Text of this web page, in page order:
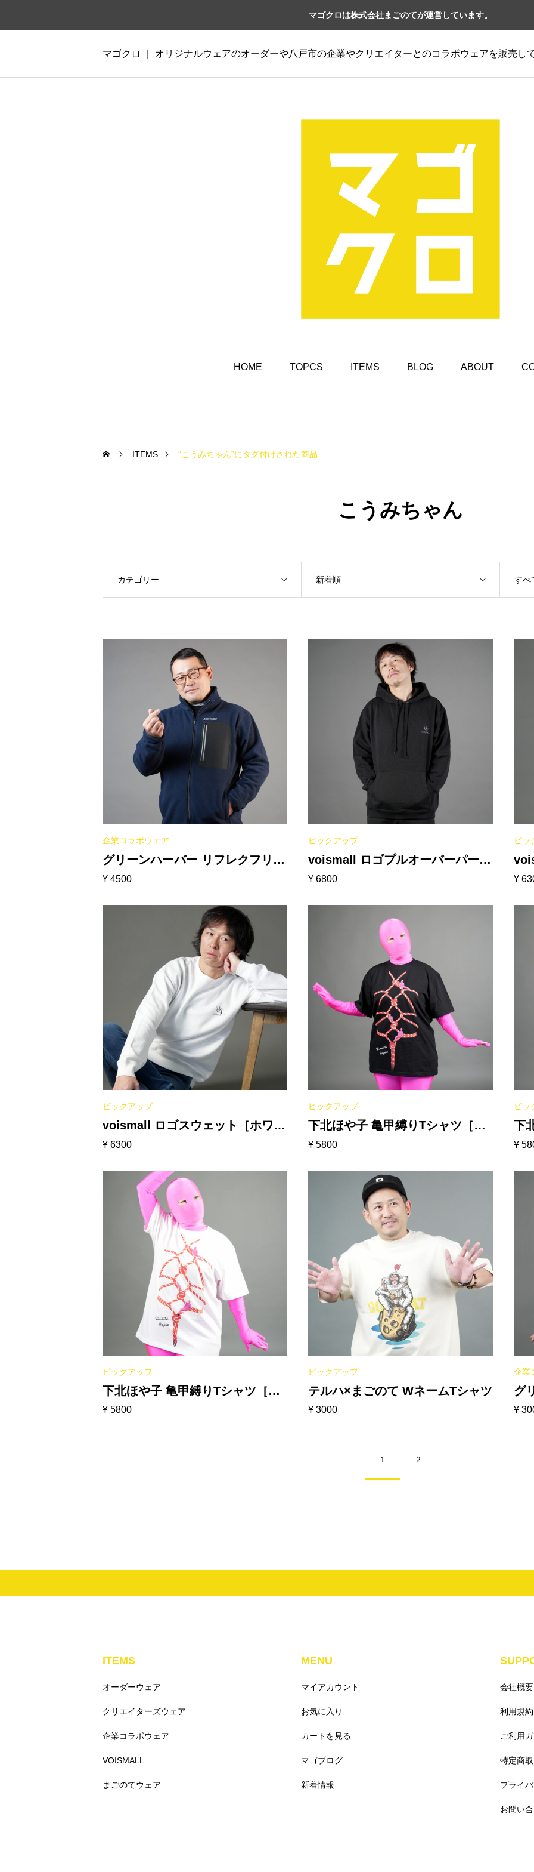
マゴクロは株式会社まごのてが運営しています。
マゴクロ ｜ オリジナルウェアのオーダーや八戸市の企業やクリエイターとのコラボウェアを販売し
HOME TOPCS ITEMS BLOG ABOUT
ITEMS “こうみちゃん”にタグ付けされた商品
こうみちゃん
カテゴリー 新着順 すべ
企業コラボウェア
グリーンハーバー リフレクフリー
スジャケット［ネイビー］
¥ 4500
ピックアップ
voismall ロゴプルオーバーパーカ
ー［ブラック］
¥6800
ピッ
ク
¥
ピックアップ
voismall ロゴスウェット［ホワイ
ト］
¥ 6300
ピックアップ
下北ほや子 亀甲縛りTシャツ［ブ
ラック］
¥5800
ピッ
下
イ
¥
ピックアップ
下北ほや子 亀甲縛りTシャツ［ホ
ワイト］
¥ 5800
ピックアップ
テルハ×まごのて WネームTシャツ
¥3000
企業
グ
ッ
¥
1 2
ITEMS
オーダーウェア
クリエイターズウェア
企業コラボウェア
VOISMALL
まごのてウェア
MENU
マイアカウント
お気に入り
カートを見る
マゴブログ
新着情報
会社概要
利用規約
ご利用
特定商
プライ
お問い